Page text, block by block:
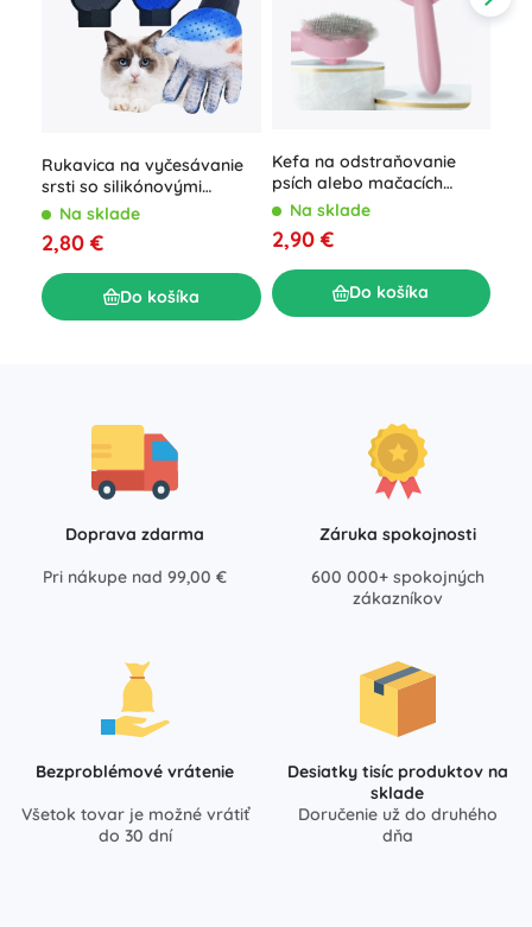
Rukavica na vyčesávanie
srsti so silikónovými
výstupkami pre psov a
Na sklade
2,80 €
Do košíka
Kefa na odstraňovanie
psích alebo mačacích
chlpov – ružová
Na sklade
2,90 €
Do košíka
Doprava zdarma
Pri nákupe nad 99,00 €
Záruka spokojnosti
600 000+ spokojných
zákazníkov
Bezproblémové vrátenie
Všetok tovar je možné vrátiť
do 30 dní
Desiatky tisíc produktov na
sklade
Doručenie už do druhého
dňa